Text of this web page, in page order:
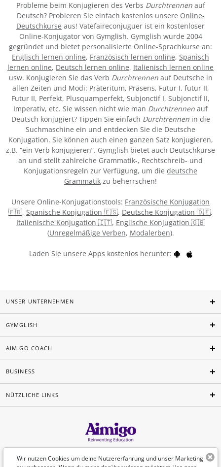
Probleme beim Konjugieren des Verbs Durchtrennenauf
Deutsch? Probieren Sie einfach kostenlos unsere Online-
Deutschkurse aus! Vatefaireconjuguer ist ein kostenloser
Online-Konjugator von Gymglish. Gymglish wurde 2004
gegründet und bietet personalisierte Online-Sprachkurse an:
Englisch lernen online, Französisch lernen online, Spanisch
lernen online, Deutsch lernen online, Italienisch lernen online
usw. Konjugieren Sie das Verb Durchtrennenauf Deutsche in
allen Zeiten und Modi: Präteritum, Präsens, Futur I, futur II,
Futur II, Perfekt, Plusquamperfekt, Subjonctif I, Subjonctif II,
Imperativ, etc. Sie wissen nicht wie man Durchtrennen auf
Deutsch konjugiert? Tippen Sie einfach Durchtrennenin die
Suchmaschine ein und entdecken Sie die Deutsche
Konjugation. Sie können auch einen ganzen Satz konjugieren,
z.B. “ein Verb konjugieren”. Gymglish bietet auch Deutschkurse
an und stellt zahlreiche Grammatik-, Rechtschreib- und
Konjugationsregeln zur Verfügung, um die deutsche
Grammatik zu beherrschen!
Unsere Online-Konjugationstools: Französische Konjugation
🇫🇷, Spanische Konjugation 🇪🇸, Deutsche Konjugation 🇩🇪,
Italienische Konjugation 🇮🇹, Englische Konjugation 🇬🇧
(Unregelmäßige Verben, Modalerben).
Laden Sie unsere Apps kostenlos herunter:
Wir nutzen Cookies um deine Nutzererfahrung und unser Marketing
UNSER UNTERNEHMEN
GYMGLISH
AIMIGO COACH
BUSINESS
NÜTZLICHE LINKS
Deutsch